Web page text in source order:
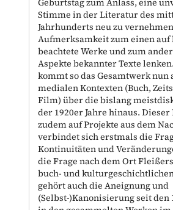
Geburtstag zum Anlass, eine
Stimme in der Literatur des
Jahrhunderts neu zu
Aufmerksamkeit zum einen
beachtete Werke und zum
Aspekte bekannter Texte
kommt so das Gesamtwerk nun
medialen Kontexten (Buch,
Film) über die bislang
der 1920er Jahre hinaus.
zudem auf Projekte aus dem
verbindet sich erstmals die
Kontinuitäten und
die Frage nach dem Ort
buch- und
gehört auch die Aneignung und
(Selbst-)Kanonisierung seit den